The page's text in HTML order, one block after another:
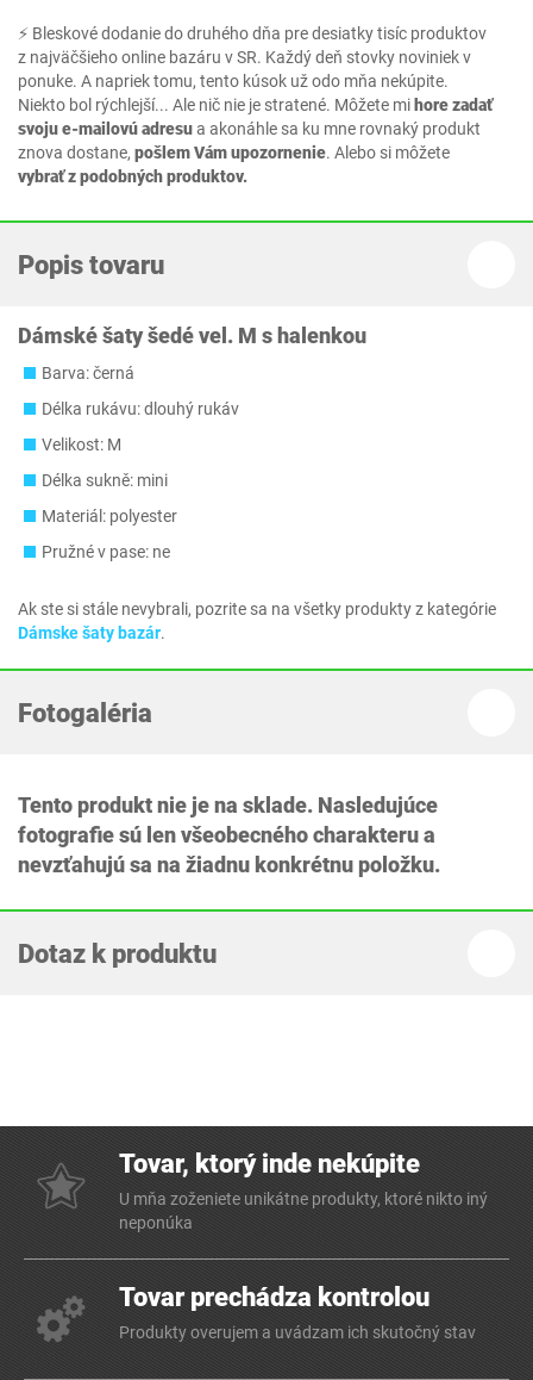
⚡ Bleskové dodanie do druhého dňa pre desiatky tisíc produktov
z najväčšieho online bazáru v SR. Každý deň stovky noviniek v
ponuke. A napriek tomu, tento kúsok už odo mňa nekúpite.
Niekto bol rýchlejší... Ale nič nie je stratené. Môžete mihore zadať
svoju e-mailovú adresua akonáhle sa ku mne rovnaký produkt
znova dostane, pošlem Vám upozornenie. Alebo si môžete
vybrať z podobných produktov.
Popis tovaru
Dámské šaty šedé vel. M s halenkou
Barva: černá
Délka rukávu: dlouhý rukáv
Velikost: M
Délka sukně: mini
Materiál: polyester
Pružné v pase: ne
Ak ste si stále nevybrali, pozrite sa na všetky produkty z kategórie
Dámske šaty bazár.
Fotogaléria
Tento produkt nie je na sklade. Nasledujúce
fotografie sú len všeobecného charakteru a
nevzťahujú sa na žiadnu konkrétnu položku.
Dotaz k produktu
Tovar, ktorý inde nekúpite
U mňa zoženiete unikátne produkty, ktoré nikto iný
neponúka
Tovar prechádza kontrolou
Produkty overujem a uvádzam ich skutočný stav